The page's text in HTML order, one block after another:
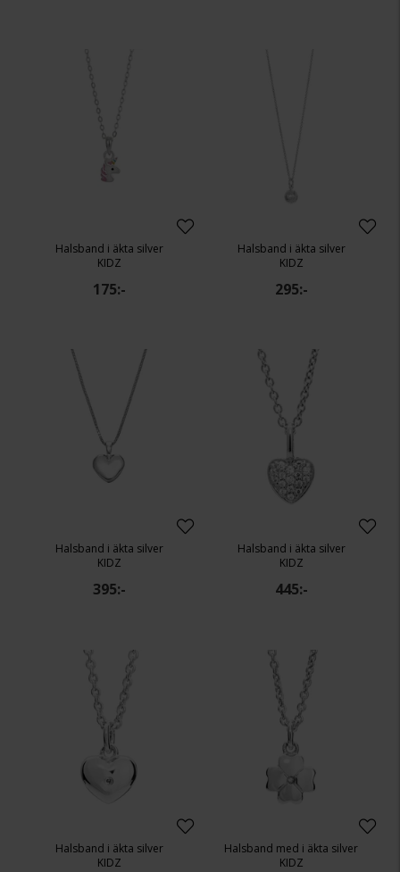
Halsband i äkta silver
KIDZ
175:-
Halsband i äkta silver
KIDZ
295:-
Halsband i äkta silver
KIDZ
395:-
Halsband i äkta silver
KIDZ
445:-
Halsband i äkta silver
KIDZ
Halsband med i äkta silver
KIDZ